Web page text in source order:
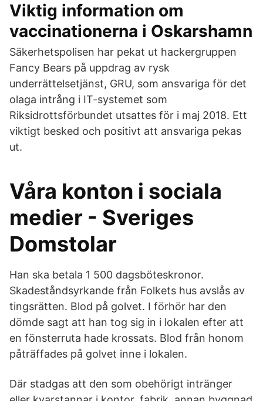
Viktig information om
vaccinationerna i Oskarshamn
Säkerhetspolisen har pekat ut hackergruppen
Fancy Bears på uppdrag av rysk
underrättelsetjänst, GRU, som ansvariga för det
olaga intrång i IT-systemet som
Riksidrottsförbundet utsattes för i maj 2018. Ett
viktigt besked och positivt att ansvariga pekas
ut.
Våra konton i sociala
medier - Sveriges
Domstolar
Han ska betala 1 500 dagsböteskronor.
Skadeståndsyrkande från Folkets hus avslås av
tingsrätten. Blod på golvet. I förhör har den
dömde sagt att han tog sig in i lokalen efter att
en fönsterruta hade krossats. Blod från honom
påträffades på golvet inne i lokalen.
Där stadgas att den som obehörigt intränger